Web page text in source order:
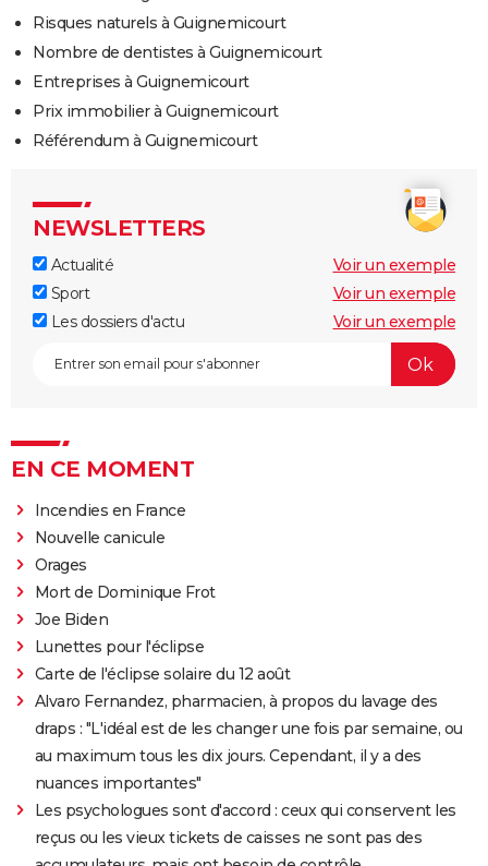
Risques naturels à Guignemicourt
Nombre de dentistes à Guignemicourt
Entreprises à Guignemicourt
Prix immobilier à Guignemicourt
Référendum à Guignemicourt
NEWSLETTERS
Actualité
Voir un exemple
Sport
Voir un exemple
Les dossiers d'actu
Voir un exemple
EN CE MOMENT
Incendies en France
Nouvelle canicule
Orages
Mort de Dominique Frot
Joe Biden
Lunettes pour l'éclipse
Carte de l'éclipse solaire du 12 août
Alvaro Fernandez, pharmacien, à propos du lavage des
draps : "L'idéal est de les changer une fois par semaine, ou
au maximum tous les dix jours. Cependant, il y a des
nuances importantes"
Les psychologues sont d'accord : ceux qui conservent les
reçus ou les vieux tickets de caisses ne sont pas des